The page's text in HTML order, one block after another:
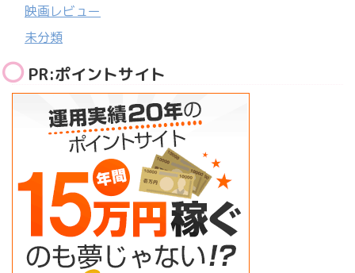
映画レビュー
未分類
PR:ポイントサイト